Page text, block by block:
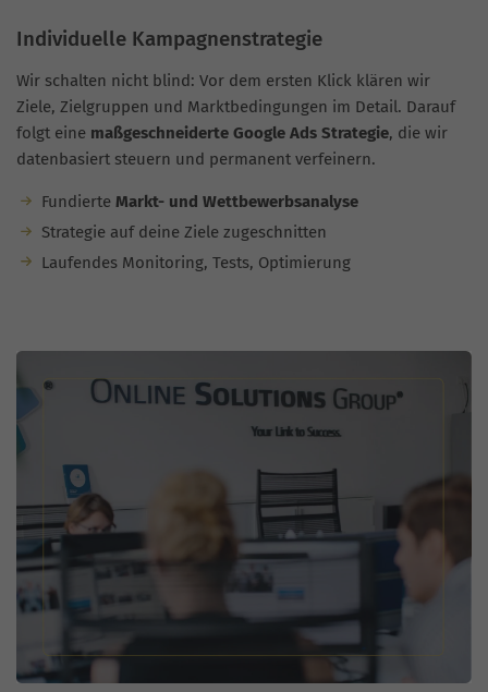
Individuelle Kampagnenstrategie
Wir schalten nicht blind: Vor dem ersten Klick klären wir
Ziele, Zielgruppen und Marktbedingungen im Detail. Darauf
folgt eine maßgeschneiderte Google Ads Strategie, die wir
datenbasiert steuern und permanent verfeinern.
Fundierte Markt- und Wettbewerbsanalyse
Strategie auf deine Ziele zugeschnitten
Laufendes Monitoring, Tests, Optimierung